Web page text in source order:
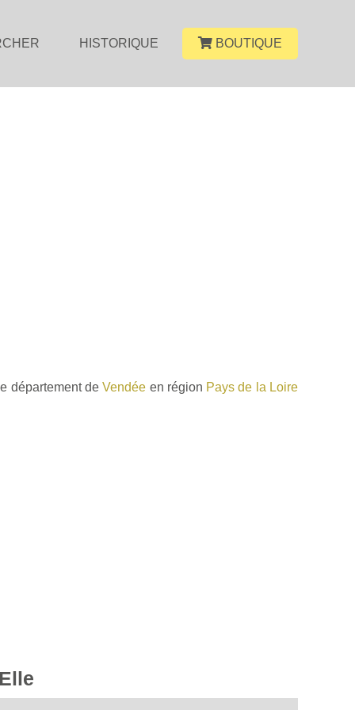
HISTORIQUE BOUTIQUE
département deVendée en région Pays de la Loire